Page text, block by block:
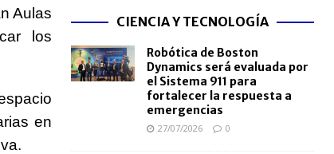
Aulas
los
en
CIENCIA Y TECNOLOGÍA
Robótica de Boston
Dynamics será evaluada por
el Sistema 911 para
fortalecer la respuesta a
emergencias
27/07/2026 0